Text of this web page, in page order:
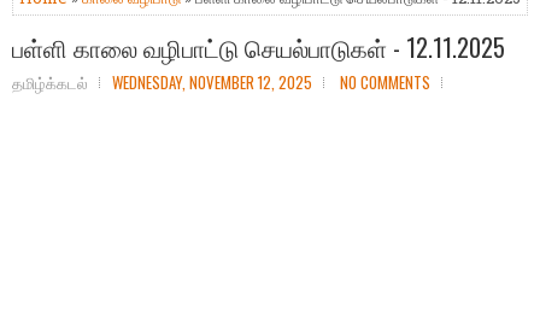
பள்ளி காலை வழிபாட்டு செயல்பாடுகள் - 12.11.2025
தமிழ்க்கடல் WEDNESDAY, NOVEMBER 12, 2025 NO COMMENTS